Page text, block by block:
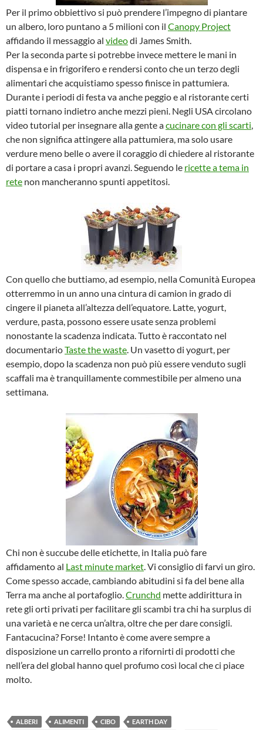
Per il primo obbiettivo si può prendere l’impegno di piantare
un albero, loro puntano a 5 milioni con il Canopy Project
affidando il messaggio al videodi James Smith.
Per la seconda parte si potrebbe invece mettere le mani in
dispensa e in frigorifero e rendersi conto che un terzo degli
alimentari che acquistiamo spesso finisce in pattumiera.
Durante i periodi di festa va anche peggio e al ristorante certi
piatti tornano indietro anche mezzi pieni. Negli USA circolano
video tutorial per insegnare alla gente acucinare con gli scarti,
che non significa attingere alla pattumiera, ma solo usare
verdure meno belle o avere il coraggio di chiedere al ristorante
di portare a casa i propri avanzi. Seguendo le ricette a tema in
rete non mancheranno spunti appetitosi.
Con quello che buttiamo, ad esempio, nella Comunità Europea
otterremmo in un anno una cintura di camion in grado di
cingere il pianeta all’altezza dell’equatore. Latte, yogurt,
verdure, pasta, possono essere usate senza problemi
nonostante la scadenza indicata. Tutto è raccontato nel
documentarioTaste the waste. Un vasetto di yogurt, per
esempio, dopo la scadenza non può più essere venduto sugli
scaffali ma è tranquillamente commestibile per almeno una
settimana.
Chi non è succube delle etichette, in Italia può fare
affidamento al Last minute market. Vi consiglio di farvi un giro.
Come spesso accade, cambiando abitudini si fa del bene alla
Terra ma anche al portafoglio.Crunchd mette addirittura in
rete gli orti privati per facilitare gli scambi tra chi ha surplus di
una varietà e ne cerca un’altra, oltre che per dare consigli.
Fantacucina? Forse! Intanto è come avere sempre a
disposizione un carrello pronto a rifornirti di prodotti che
nell’era del global hanno quel profumo così local che ci piace
molto.
ALBERI ALIMENTI CIBO
EARTH DAY